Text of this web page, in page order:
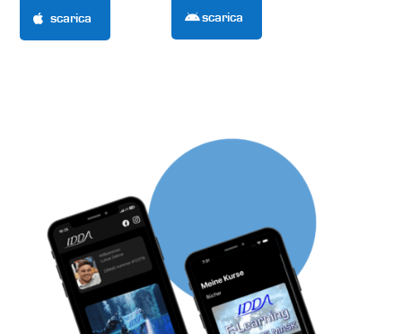
scarica scarica